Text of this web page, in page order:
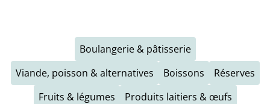
Boulangerie & pâtisserie
Viande, poisson & alternatives
Boissons
Réserves
Fruits & légumes
Produits laitiers & œufs